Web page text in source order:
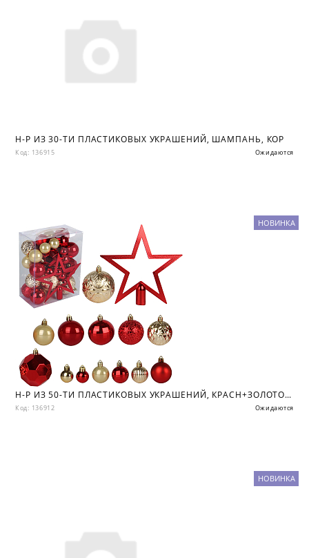
Н-Р ИЗ 30-ТИ ПЛАСТИКОВЫХ УКРАШЕНИЙ, ШАМПАНЬ, КОР
Код: 136915 Ожидаются
Н-Р ИЗ 50-ТИ ПЛАСТИКОВЫХ УКРАШЕНИЙ, КРАСН+ЗОЛОТО, ПВХ КОР
Код: 136912 Ожидаются
НОВИНКА
НОВИНКА